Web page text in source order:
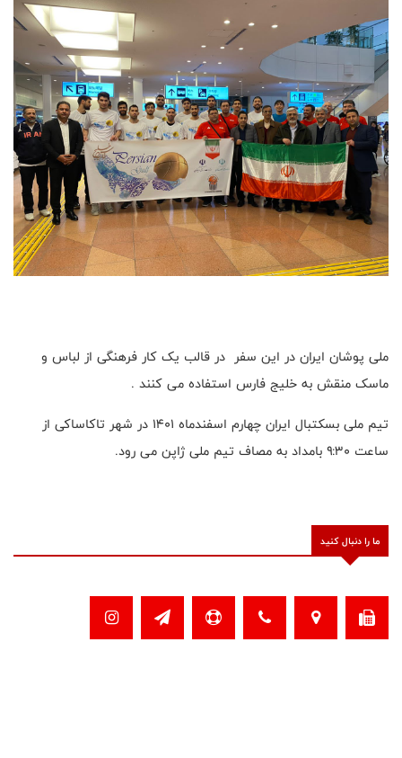
ملی پوشان ایران در این سفر در قالب یک کار فرهنگی از لباس و
ماسک منقش به خلیج فارس استفاده می کنند .
تیم ملی بسکتبال ایران چهارم اسفندماه ۱۴۰۱ در شهر تاکاساکی از
ساعت ۹:۳۰ بامداد به مصاف تیم ملی ژاپن می رود.
ما را دنبال کنید